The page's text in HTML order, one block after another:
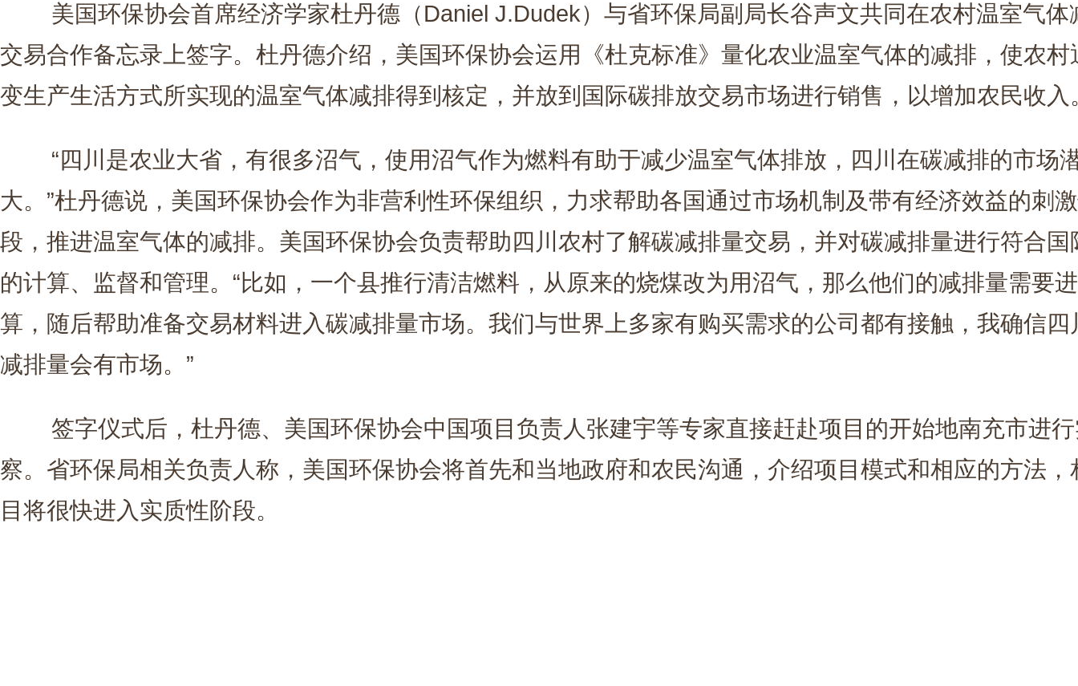
美国环保协会首席经济学家杜丹德（Daniel J.Dudek）与省环保局副局长谷声文共同在农村温室气体
交易合作备忘录上签字。杜丹德介绍，美国环保协会运用《杜克标准》量化农业温室气体的减排，使农村
变生产生活方式所实现的温室气体减排得到核定，并放到国际碳排放交易市场进行销售，以增加农民收入
“四川是农业大省，有很多沼气，使用沼气作为燃料有助于减少温室气体排放，四川在碳减排的市场
大。”杜丹德说，美国环保协会作为非营利性环保组织，力求帮助各国通过市场机制及带有经济效益的刺
段，推进温室气体的减排。美国环保协会负责帮助四川农村了解碳减排量交易，并对碳减排量进行符合国
的计算、监督和管理。“比如，一个县推行清洁燃料，从原来的烧煤改为用沼气，那么他们的减排量需要
算，随后帮助准备交易材料进入碳减排量市场。我们与世界上多家有购买需求的公司都有接触，我确信四
减排量会有市场。”
签字仪式后，杜丹德、美国环保协会中国项目负责人张建宇等专家直接赶赴项目的开始地南充市进
察。省环保局相关负责人称，美国环保协会将首先和当地政府和农民沟通，介绍项目模式和相应的方法，
目将很快进入实质性阶段。